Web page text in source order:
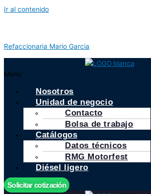
Ir al contenido
Refaccionaria Mario Garcia
Menú
Nosotros
Unidad de negocio
Contacto
Bolsa de trabajo
Catálogos
Datos técnicos
RMG Motorfest
Diésel ligero
Solicitar cotización